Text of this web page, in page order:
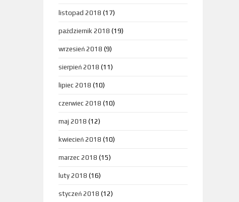
listopad 2018 (17)
październik 2018 (19)
wrzesień 2018 (9)
sierpień 2018 (11)
lipiec 2018 (10)
czerwiec 2018 (10)
maj 2018 (12)
kwiecień 2018 (10)
marzec 2018 (15)
luty 2018 (16)
styczeń 2018 (12)